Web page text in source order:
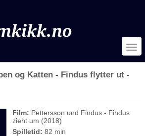
og Katten - Findus flytter ut -
Film: Pettersson und Findus - Findus
zieht um (2018)
Spilletid: 82 min